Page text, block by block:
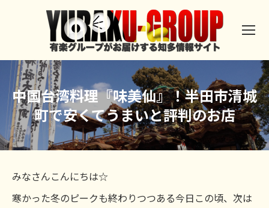
中国台湾料理『味美仙』！半田市清城
町で安くてうまいと評判のお店
みなさんこんにちは☆
寒かった冬のピークも終わりつつある今日この頃、次は